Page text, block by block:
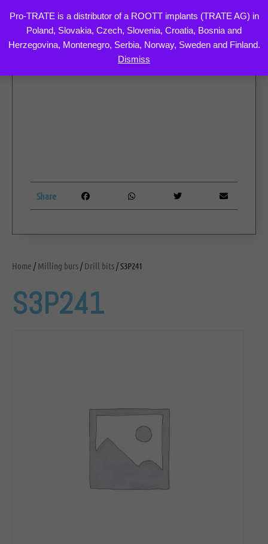
Pro-TRATE is a distributor of a ROOTT implants (TRATE AG) in
Poland, Slovakia, Czech, Slovenia, Croatia, Bosnia and
Herzegovina, Montenegro, Serbia, Norway, Sweden and Finland.
Dismiss
to
Home /Milling burs/Drill bits/ S3P241
S3P241
Share